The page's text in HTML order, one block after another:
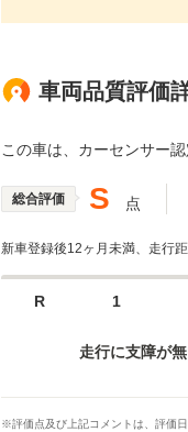
車両品質評価
この車は、カーセンサー
総合評価 S 点
新車登録後12ヶ月未満、走行
R 1
走行に支障が
※評価点及び上記コメントは、評価